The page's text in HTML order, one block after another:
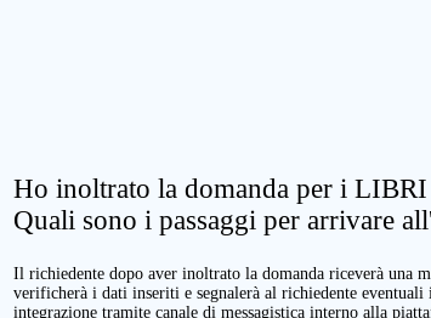
Ho inoltrato la domanda per i LIBRI
Quali sono i passaggi per arrivare
Il richiedente dopo aver inoltrato la domanda riceverà una
verificherà i dati inseriti e segnalerà al richiedente
integrazione tramite canale di messagistica interno alla